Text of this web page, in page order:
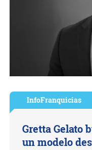
InfoFranquicias
Gretta Gelato
un modelo